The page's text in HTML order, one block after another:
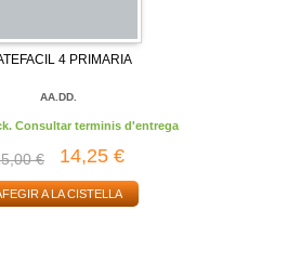
4 PRIMARIA
AA.DD.
Consultar terminis d'entrega
€ 14,25 €
A LA CISTELLA